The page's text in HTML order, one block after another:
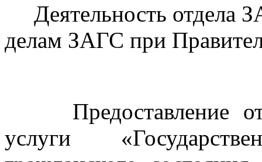
Деятельность отдела
делам ЗАГС при
Предоставление
услуги